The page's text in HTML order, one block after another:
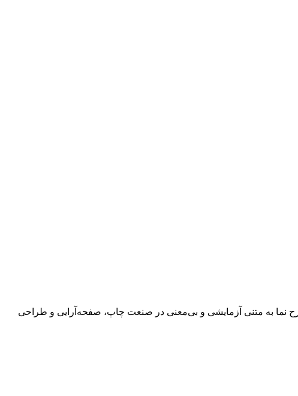
نما به متنی آزمایشی و بی‌معنی در صنعت چاپ، صفحه‌آرایی و طراحی